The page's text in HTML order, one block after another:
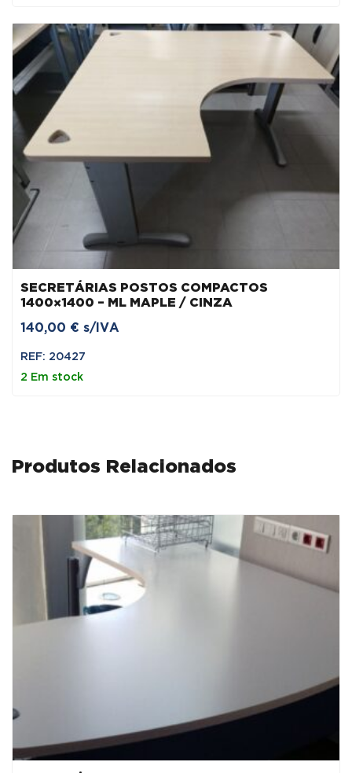
SECRETÁRIAS POSTOS COMPACTOS
1400×1400 – ML MAPLE / CINZA
140,00 € s/IVA
REF: 20427
2 Em stock
Produtos Relacionados